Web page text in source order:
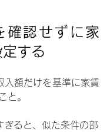
確認せずに家
する
入額だけを基準に家賃
と。
ぎると、似た条件の部